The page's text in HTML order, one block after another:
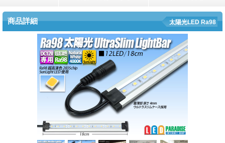
商品詳細 太陽光LED Ra98